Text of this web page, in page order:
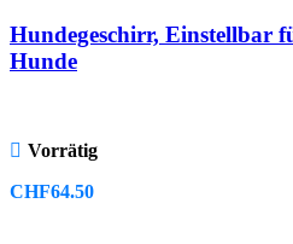
Hundegeschirr, Einstellbar
Hunde
Vorrätig
CHF64.50